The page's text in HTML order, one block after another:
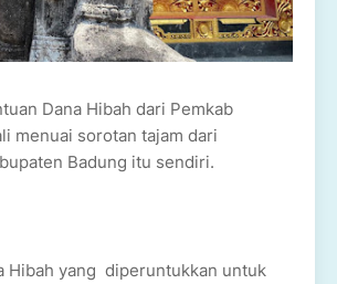
Dana Hibah dari Pemkab
menuai sorotan tajam dari
Badung itu sendiri.
Hibah yang diperuntukkan untuk